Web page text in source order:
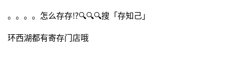
。。。。怎么存存⁉🔍🔍🔍搜「存知己」
环西湖都有寄存门店哦